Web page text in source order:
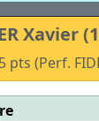
Xavier
pts (Perf.